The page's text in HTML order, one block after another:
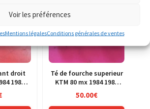
Voir les préférences
Mentions légalesConditions générales de ventes
droit
1985
Té de fourche superieur
KTM 80 mx 1984 1985
1986
50.00€